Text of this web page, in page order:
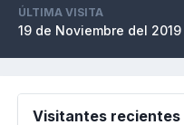
ÚLTIMA VISITA
19 de Noviembre del 2019
Visitantes recientes